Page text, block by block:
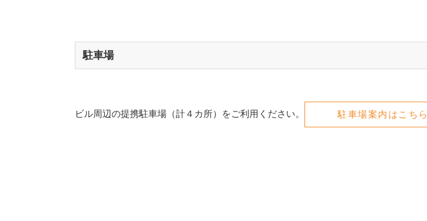
駐車場
ビル周辺の提携駐車場（計４カ所）をご利用ください。 駐車場案内はこちら